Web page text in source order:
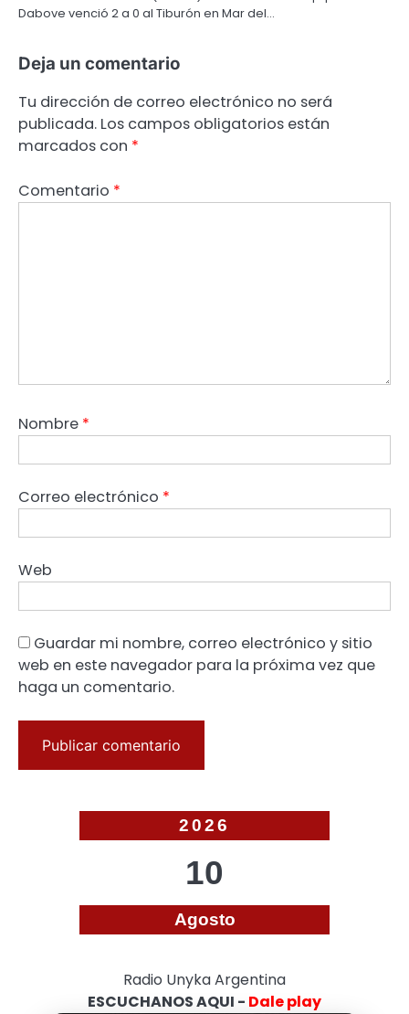
Dabove venció 2 a 0 al Tiburón en Mar del…
Deja un comentario
Tu dirección de correo electrónico no será
publicada. Los campos obligatorios están
marcados con *
Comentario *
Nombre *
Correo electrónico *
Web
Guardar mi nombre, correo electrónico y sitio
web en este navegador para la próxima vez que
haga un comentario.
2026
10
Agosto
Radio Unyka Argentina
ESCUCHANOS AQUI - Dale play